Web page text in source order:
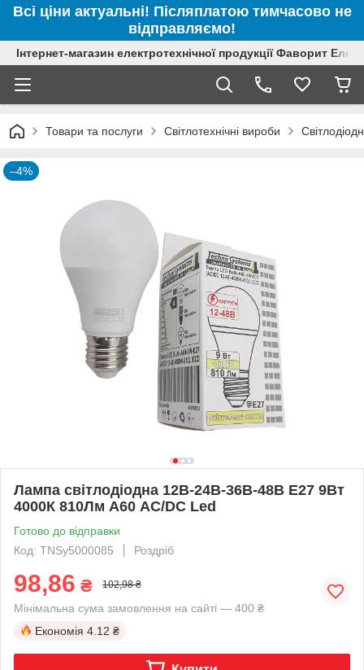
Всі ціни актуальні! Післяплатою тимчасово не
відправляємо!
Інтернет-магазин електротехнічної продукції Фаворит
Товари та послуги Світлотехнічні вироби
–4%
Лампа світлодіодна 12В-24В-36В-48В Е27 9Вт
4000К 810Лм А60 AC/DC Led
Готово до відправки
Код: TNSy5000085
Роздріб
98,86 ₴ 102,98 ₴
Мінімальна сума замовлення на сайті — 400 ₴
Економія 4.12 ₴